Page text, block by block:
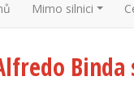
Mimo silnici
Binda